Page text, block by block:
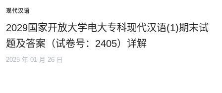
现代汉语
2029国家开放大学电大专科现代汉语(1)期末试
题及答案（试卷号：2405）详解
2025 年 01 月 26 日